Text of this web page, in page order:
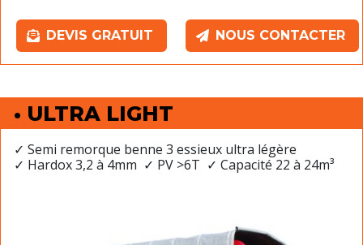
DEVIS GRATUIT NOUS CONTACTER
• ULTRA LIGHT
✓ Semi remorque benne 3 essieux ultra légère
✓ Hardox 3,2 à 4mm ✓ PV >6T ✓ Capacité 22 à 24m³